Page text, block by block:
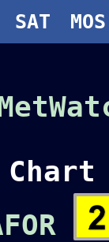
SAT MOS